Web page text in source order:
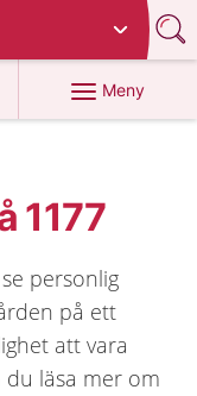
Meny
1177
personlig
på ett
att vara
du läsa mer om